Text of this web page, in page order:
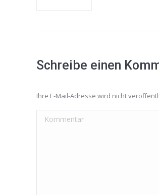
Schreibe einen
Ihre E-Mail-Adresse wird nicht
Kommentar